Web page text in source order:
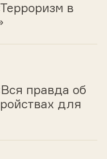
в
правда об
для